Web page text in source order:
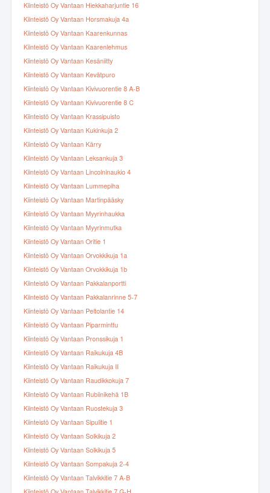
Kiinteistö Oy Vantaan Hiekkaharjuntie 16
Kiinteistö Oy Vantaan Horsmakuja 4a
Kiinteistö Oy Vantaan Kaarenkunnas
Kiinteistö Oy Vantaan Kaarenlehmus
Kiinteistö Oy Vantaan Kesäniitty
Kiinteistö Oy Vantaan Kevätpuro
Kiinteistö Oy Vantaan Kivivuorentie 8 A-B
Kiinteistö Oy Vantaan Kivivuorentie 8 C
Kiinteistö Oy Vantaan Krassipuisto
Kiinteistö Oy Vantaan Kukinkuja 2
Kiinteistö Oy Vantaan Kärry
Kiinteistö Oy Vantaan Leksankuja 3
Kiinteistö Oy Vantaan Lincolninaukio 4
Kiinteistö Oy Vantaan Lummepiha
Kiinteistö Oy Vantaan Martinpääsky
Kiinteistö Oy Vantaan Myyrinhaukka
Kiinteistö Oy Vantaan Myyrinmutka
Kiinteistö Oy Vantaan Oritie 1
Kiinteistö Oy Vantaan Orvokkikuja 1a
Kiinteistö Oy Vantaan Orvokkikuja 1b
Kiinteistö Oy Vantaan Pakkalanportti
Kiinteistö Oy Vantaan Pakkalanrinne 5-7
Kiinteistö Oy Vantaan Peltolantie 14
Kiinteistö Oy Vantaan Piparminttu
Kiinteistö Oy Vantaan Pronssikuja 1
Kiinteistö Oy Vantaan Raikukuja 4B
Kiinteistö Oy Vantaan Raikukuja II
Kiinteistö Oy Vantaan Raudikkokuja 7
Kiinteistö Oy Vantaan Rubiinikehä 1B
Kiinteistö Oy Vantaan Ruostekuja 3
Kiinteistö Oy Vantaan Sipulitie 1
Kiinteistö Oy Vantaan Solkikuja 2
Kiinteistö Oy Vantaan Solkikuja 5
Kiinteistö Oy Vantaan Sompakuja 2-4
Kiinteistö Oy Vantaan Talvikkitie 7 A-B